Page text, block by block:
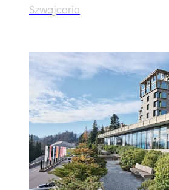
Szwajcaria